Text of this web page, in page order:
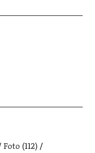
Foto (112)